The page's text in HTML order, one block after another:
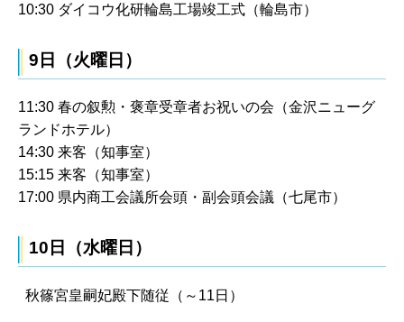
10:30 ダイコウ化研輪島工場竣工式（輪島市）
9日（火曜日）
11:30 春の叙勲・褒章受章者お祝いの会（金沢ニューグ
ランドホテル）
14:30 来客（知事室）
15:15 来客（知事室）
17:00 県内商工会議所会頭・副会頭会議（七尾市）
10日（水曜日）
秋篠宮皇嗣妃殿下随従（～11日）